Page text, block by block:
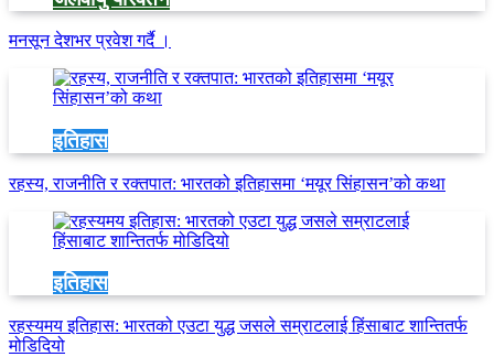
मनसून देशभर प्रवेश गर्दै ।
इतिहास
रहस्य, राजनीति र रक्तपात: भारतको इतिहासमा ‘मयूर सिंहासन’को कथा
इतिहास
रहस्यमय इतिहास: भारतको एउटा युद्ध जसले सम्राटलाई हिंसाबाट शान्तितर्फ
मोडिदियो